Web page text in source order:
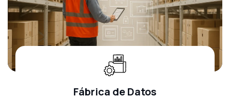
Fábrica de Datos